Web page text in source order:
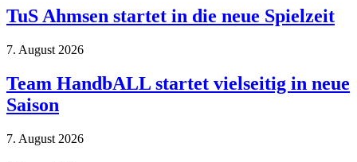
TuS Ahmsen startet in die neue Spielzeit
7. August 2026
Team HandbALL startet vielseitig in neue
Saison
7. August 2026